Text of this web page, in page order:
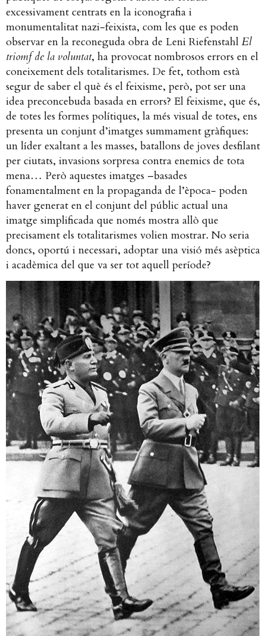
excessivament centrats en la iconografia i
monumentalitat nazi-feixista, com les que es poden
observar en la reconeguda obra de Leni Riefenstahl El
triomf de la voluntat, ha provocat nombrosos errors en el
coneixement dels totalitarismes. De fet, tothom està
segur de saber el què és el feixisme, però, pot ser una
idea preconcebuda basada en errors? El feixisme, que és,
de totes les formes polítiques, la més visual de totes, ens
presenta un conjunt d’imatges summament gràfiques:
un líder exaltant a les masses, batallons de joves desfilant
per ciutats, invasions sorpresa contra enemics de tota
mena… Però aquestes imatges –basades
fonamentalment en la propaganda de l’època- poden
haver generat en el conjunt del públic actual una
imatge simplificada que només mostra allò que
precisament els totalitarismes volien mostrar. No seria
doncs, oportú i necessari, adoptar una visió més asèptica
i acadèmica del que va ser tot aquell període?